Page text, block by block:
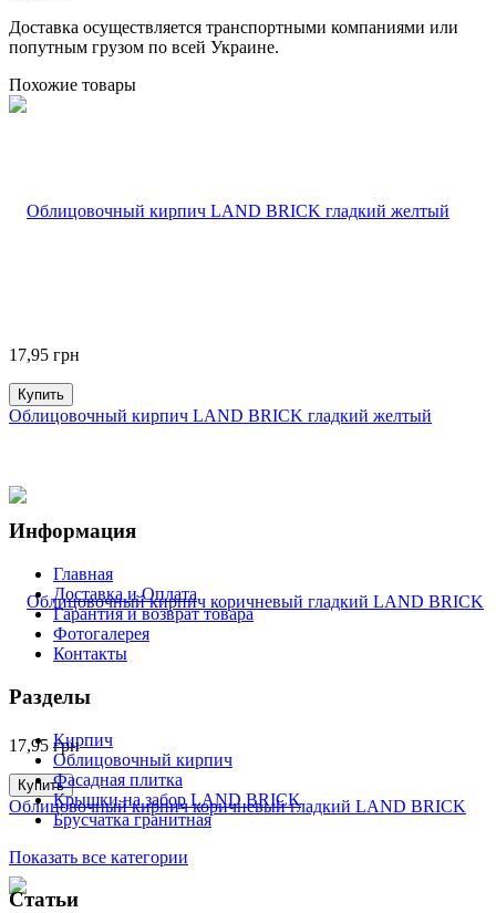
Доставка осуществляется транспортными компаниями или
попутным грузом по всей Украине.
Похожие товары
17,95 грн
Купить
Облицовочный кирпич LAND BRICK гладкий желтый
17,95 грн
Купить
Облицовочный кирпич коричневый гладкий LAND BRICK
Информация
Главная
Доставка и Оплата
Гарантия и возврат товара
Фотогалерея
Контакты
Разделы
Кирпич
Облицовочный кирпич
Фасадная плитка
Крышки на забор LAND BRICK
Брусчатка гранитная
Показать все категории
Статьи